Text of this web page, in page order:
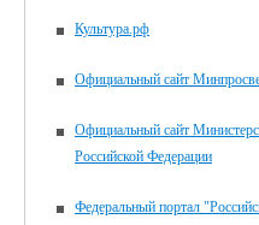
Культура.рф
Официальный сайт
Официальный сайт
Российской Федерации
Федеральный портал